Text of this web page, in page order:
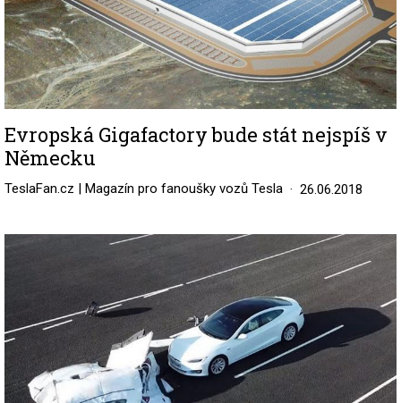
Evropská Gigafactory bude stát nejspíš v
Německu
TeslaFan.cz | Magazín pro fanoušky vozů Tesla 26.06.2018
Image